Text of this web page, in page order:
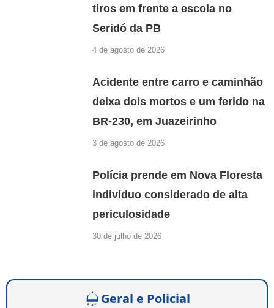
tiros em frente a escola no
Seridó da PB
4 de agosto de 2026
Acidente entre carro e caminhão
deixa dois mortos e um ferido na
BR-230, em Juazeirinho
3 de agosto de 2026
Polícia prende em Nova Floresta
indivíduo considerado de alta
periculosidade
30 de julho de 2026
Geral e Policial